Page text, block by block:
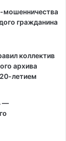
мошенничества
гражданина
коллектив
архива
летием
—